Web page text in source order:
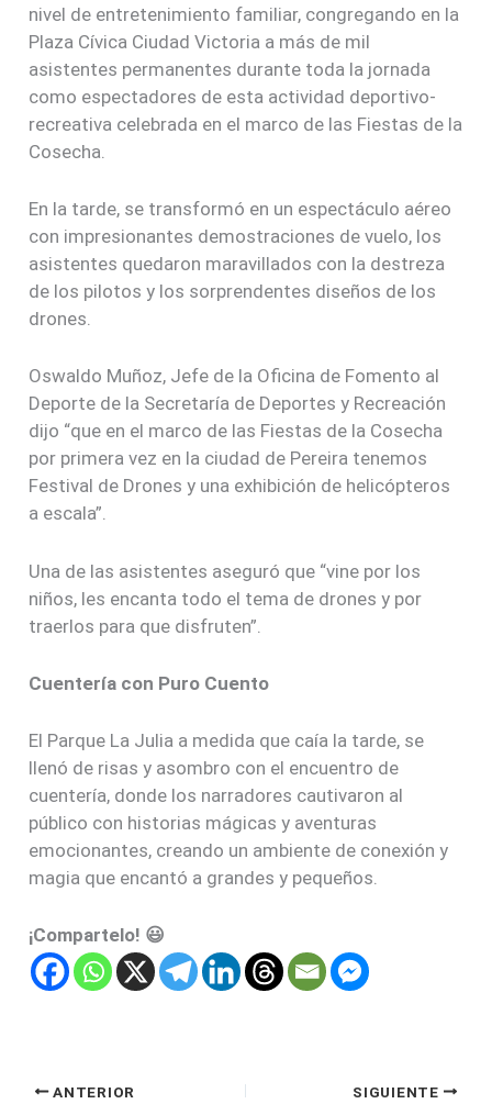
nivel de entretenimiento familiar, congregando en la
Plaza Cívica Ciudad Victoria a más de mil
asistentes permanentes durante toda la jornada
como espectadores de esta actividad deportivo-
recreativa celebrada en el marco de las Fiestas de la
Cosecha.
En la tarde, se transformó en un espectáculo aéreo
con impresionantes demostraciones de vuelo, los
asistentes quedaron maravillados con la destreza
de los pilotos y los sorprendentes diseños de los
drones.
Oswaldo Muñoz, Jefe de la Oficina de Fomento al
Deporte de la Secretaría de Deportes y Recreación
dijo “que en el marco de las Fiestas de la Cosecha
por primera vez en la ciudad de Pereira tenemos
Festival de Drones y una exhibición de helicópteros
a escala”.
Una de las asistentes aseguró que “vine por los
niños, les encanta todo el tema de drones y por
traerlos para que disfruten”.
Cuentería con Puro Cuento
El Parque La Julia a medida que caía la tarde, se
llenó de risas y asombro con el encuentro de
cuentería, donde los narradores cautivaron al
público con historias mágicas y aventuras
emocionantes, creando un ambiente de conexión y
magia que encantó a grandes y pequeños.
¡Compartelo! 😃
ANTERIOR SIGUIENTE